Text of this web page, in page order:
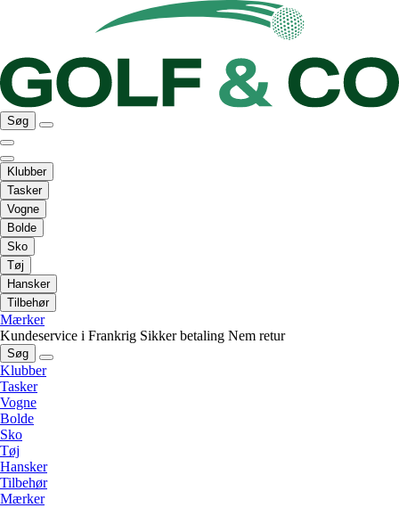
Søg
Klubber
Tasker
Vogne
Bolde
Sko
Tøj
Hansker
Tilbehør
Mærker
Kundeservice i Frankrig Sikker betaling Nem retur
Søg
Klubber
Tasker
Vogne
Bolde
Sko
Tøj
Hansker
Tilbehør
Mærker